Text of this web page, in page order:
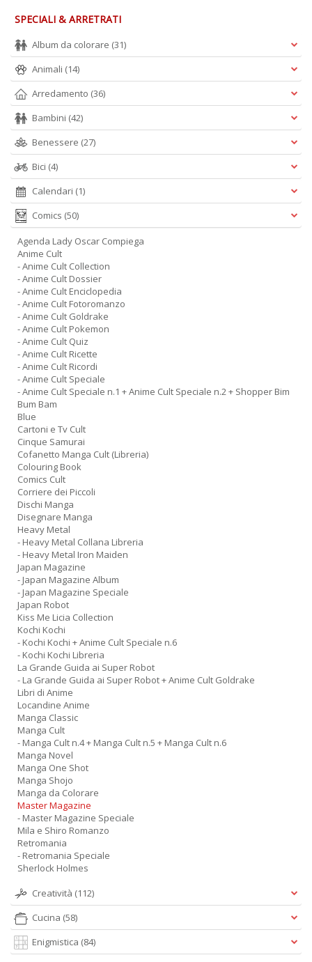
SPECIALI & ARRETRATI
Album da colorare (31)
Animali (14)
Arredamento (36)
Bambini (42)
Benessere (27)
Bici (4)
Calendari (1)
Comics (50)
Agenda Lady Oscar Compiega
Anime Cult
- Anime Cult Collection
- Anime Cult Dossier
- Anime Cult Enciclopedia
- Anime Cult Fotoromanzo
- Anime Cult Goldrake
- Anime Cult Pokemon
- Anime Cult Quiz
- Anime Cult Ricette
- Anime Cult Ricordi
- Anime Cult Speciale
- Anime Cult Speciale n.1 + Anime Cult Speciale n.2 + Shopper Bim
Bum Bam
Blue
Cartoni e Tv Cult
Cinque Samurai
Cofanetto Manga Cult (Libreria)
Colouring Book
Comics Cult
Corriere dei Piccoli
Dischi Manga
Disegnare Manga
Heavy Metal
- Heavy Metal Collana Libreria
- Heavy Metal Iron Maiden
Japan Magazine
- Japan Magazine Album
- Japan Magazine Speciale
Japan Robot
Kiss Me Licia Collection
Kochi Kochi
- Kochi Kochi + Anime Cult Speciale n.6
- Kochi Kochi Libreria
La Grande Guida ai Super Robot
- La Grande Guida ai Super Robot + Anime Cult Goldrake
Libri di Anime
Locandine Anime
Manga Classic
Manga Cult
- Manga Cult n.4 + Manga Cult n.5 + Manga Cult n.6
Manga Novel
Manga One Shot
Manga Shojo
Manga da Colorare
Master Magazine
- Master Magazine Speciale
Mila e Shiro Romanzo
Retromania
- Retromania Speciale
Sherlock Holmes
Creatività (112)
Cucina (58)
Enigmistica (84)